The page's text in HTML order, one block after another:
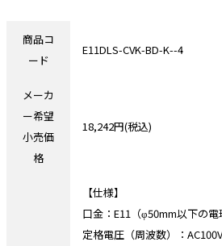
商品コ
ード
E11DLS-CVK-BD-K--4
メーカ
ー希望
小売価
格
18,242円(税込)
【仕様】
口金：E11（φ50mm以下の電
定格電圧（周波数）：